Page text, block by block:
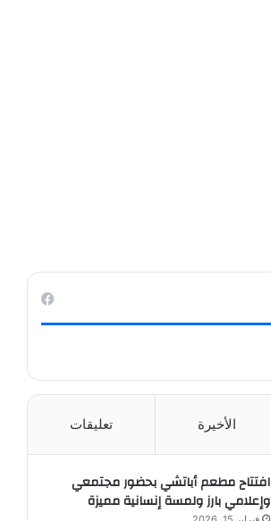
الأخيرة تعليقات
افتتاح مطعم أباتشي بحضور مجتمعي
وإعلامي بارز ولمسة إنسانية مميزة